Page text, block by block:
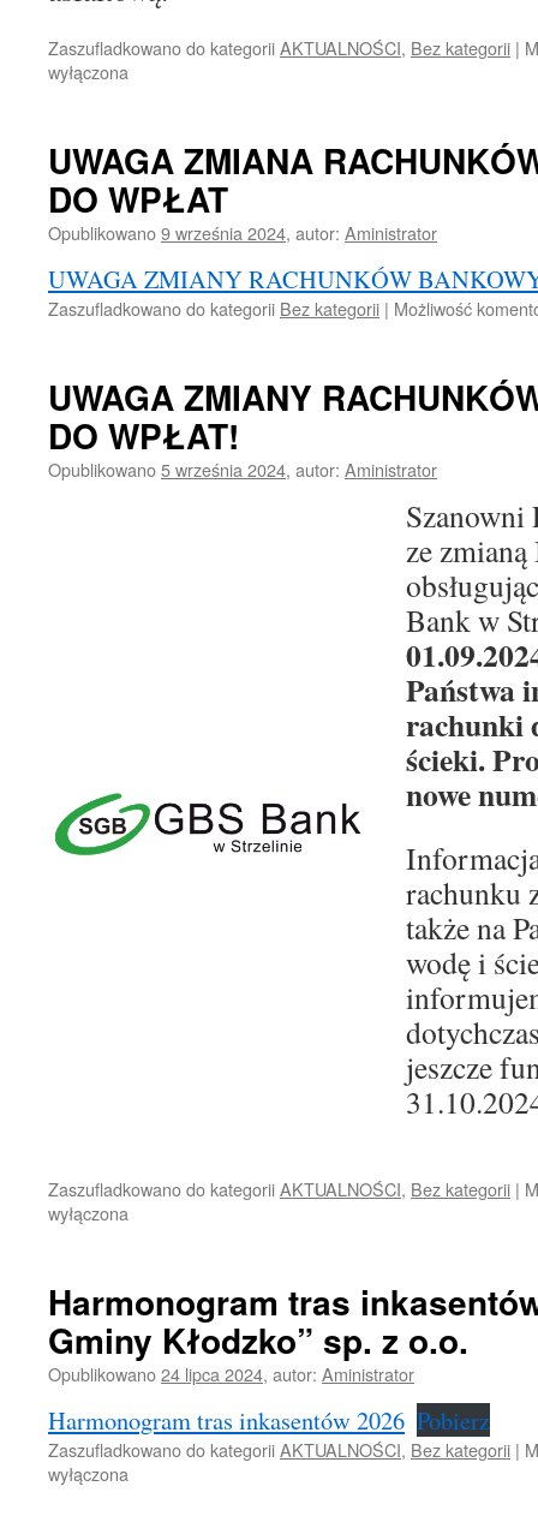
Zaszufladkowano do kategoriiAKTUALNOŚCI, Bez kategorii |
wyłączona
UWAGA ZMIANA
DO WPŁAT
Opublikowano9 września 2024, autor: Aministrator
UWAGA ZMIANY RACHUNKÓW
Zaszufladkowano do kategorii Bez kategorii | Możliwość
UWAGA ZMIANY
DO WPŁAT!
Opublikowano5 września 2024, autor: Aministrator
Szanowni
ze
Bank w
Państwa
rachunki
ścieki.
nowe
rachunku
także na
wodę i
jeszcze
Zaszufladkowano do kategoriiAKTUALNOŚCI, Bez kategorii |
wyłączona
Harmonogram tras
Gminy Kłodzko” sp. z o.o.
Opublikowano24 lipca 2024, autor: Aministrator
Harmonogram tras inkasentów 2026 Pobierz
Zaszufladkowano do kategoriiAKTUALNOŚCI, Bez kategorii |
wyłączona